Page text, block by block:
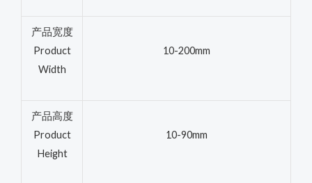
产品宽度
Product
Width
10-200mm
产品高度
Product
Height
10-90mm